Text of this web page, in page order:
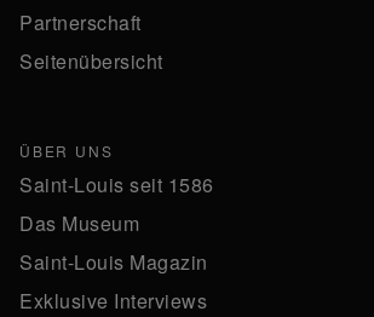
Partnerschaft
Seitenübersicht
ÜBER UNS
Saint-Louis seit 1586
Das Museum
Saint-Louis Magazin
Exklusive Interviews